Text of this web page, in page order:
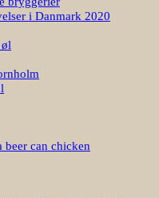
i Danmark 2020
beer can chicken